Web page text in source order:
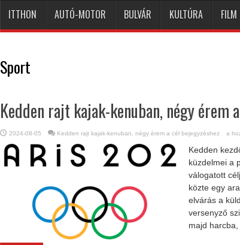
ITTHON AUTÓ-MOTOR BULVÁR KULTÚRA FILM
Sport
Kedden rajt kajak-kenuban, négy érem
2024-08-05 Kedden rajt kajak-kenuban, négy érem a cél bejegyzéshez a
Kedden
küzdelmei a
válogatott
közte egy
elvárás a
versenyző
majd harcba,